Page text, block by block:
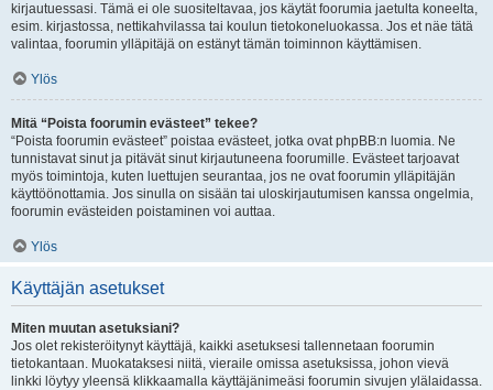
kirjautuessasi. Tämä ei ole suositeltavaa, jos käytät foorumia jaetulta koneelta,
esim. kirjastossa, nettikahvilassa tai koulun tietokoneluokassa. Jos et näe tätä
valintaa, foorumin ylläpitäjä on estänyt tämän toiminnon käyttämisen.
Ylös
Mitä “Poista foorumin evästeet” tekee?
“Poista foorumin evästeet” poistaa evästeet, jotka ovat phpBB:n luomia. Ne
tunnistavat sinut ja pitävät sinut kirjautuneena foorumille. Evästeet tarjoavat
myös toimintoja, kuten luettujen seurantaa, jos ne ovat foorumin ylläpitäjän
käyttöönottamia. Jos sinulla on sisään tai uloskirjautumisen kanssa ongelmia,
foorumin evästeiden poistaminen voi auttaa.
Ylös
Käyttäjän asetukset
Miten muutan asetuksiani?
Jos olet rekisteröitynyt käyttäjä, kaikki asetuksesi tallennetaan foorumin
tietokantaan. Muokataksesi niitä, vieraile omissa asetuksissa, johon vievä
linkki löytyy yleensä klikkaamalla käyttäjänimeäsi foorumin sivujen ylälaidassa.